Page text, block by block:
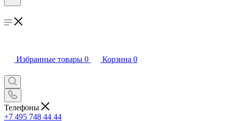
Избранные товары 0 Корзина 0
Телефоны
+7 495 748 44 44